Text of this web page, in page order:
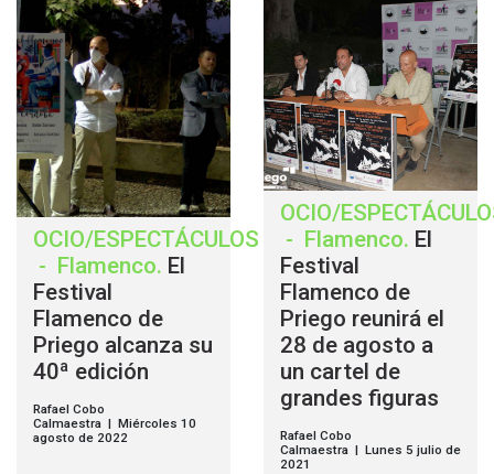
OCIO/ESPECTÁCULOS
- Flamenco. El
Festival
Flamenco de
Priego alcanza su
40ª edición
Rafael Cobo
Calmaestra | Miércoles 10
agosto de 2022
OCIO/
- Flamenco. El
Festival
Flamenco de
Priego reunirá el
28 de agosto a
un cartel de
grandes figuras
Rafael Cobo
Calmaestra | Lunes 5 julio de
2021